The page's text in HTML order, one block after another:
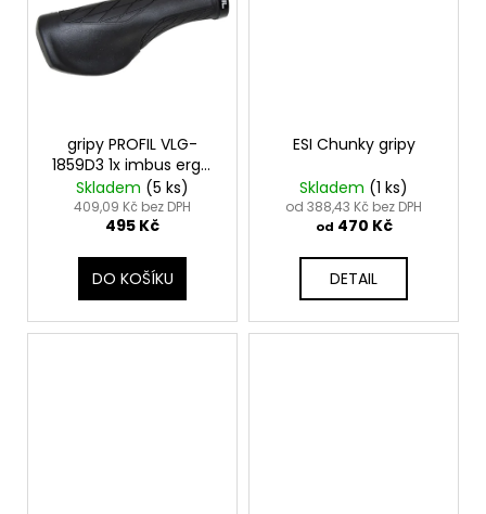
gripy PROFIL VLG-
1859D3 1x imbus ergo.
černý 136mm
Skladem (5 ks)
409,09 Kč bez DPH
495 Kč
DO KOŠÍKU
ESI Chunky gripy
Skladem (1 ks)
od 388,43 Kč bez DPH
od 470 Kč
DETAIL
e